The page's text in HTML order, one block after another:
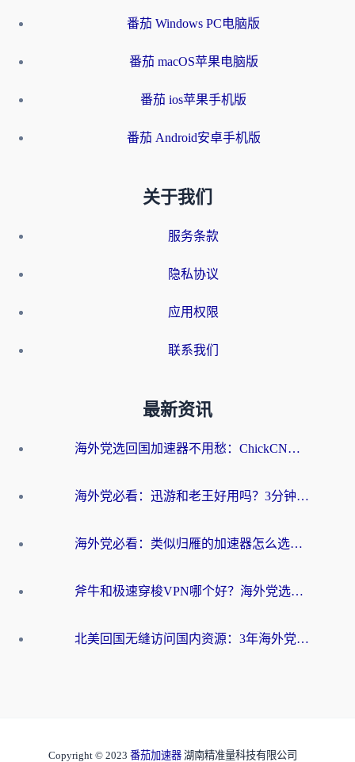
番茄 Windows PC电脑版
番茄 macOS苹果电脑版
番茄 ios苹果手机版
番茄 Android安卓手机版
关于我们
服务条款
隐私协议
应用权限
联系我们
最新资讯
海外党选回国加速器不用愁：ChickCN和洞见哪个好？一篇搞定所有疑问
海外党必看：迅游和老王好用吗？3分钟选对加速国内网络的加速器
海外党必看：类似归雁的加速器怎么选？一篇搞定无缝访问国内资源
斧牛和极速穿梭VPN哪个好？海外党选回国加速器必看的真实对比与避坑指南
北美回国无缝访问国内资源：3年海外党亲测的加速器选择指南
Copyright © 2023 番茄加速器 湖南精准量科技有限公司